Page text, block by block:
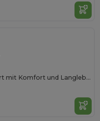
JHK Kinder T-Shirt mit Komfort und Langlebigkeit